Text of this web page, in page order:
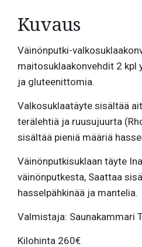
Kuvaus
Väinönputki-
maitosuklaakonvehdit 2 kpl
ja gluteenittomia.
Valkosuklaatäyte sisältää
terälehtiä ja ruusujuurta
sisältää pieniä määriä
Väinönputkisuklaan täyte
väinönputkesta, Saattaa
hasselpähkinää ja mantelia.
Valmistaja: Saunakammari
Kilohinta 260€